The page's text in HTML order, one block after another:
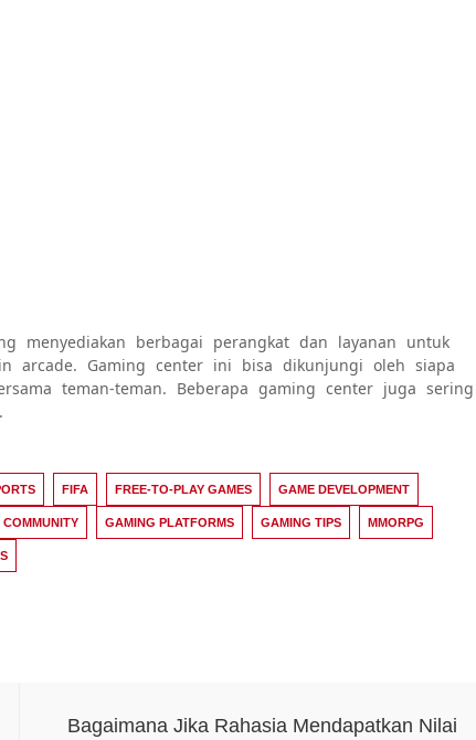
menyediakan berbagai perangkat dan layanan untuk
arcade. Gaming center ini bisa dikunjungi oleh siapa
teman-teman. Beberapa gaming center juga sering
FIFA FREE-TO-PLAY GAMES GAME DEVELOPMENT
GAMING PLATFORMS GAMING TIPS MMORPG
Bagaimana Jika Rahasia Mendapatkan Nilai